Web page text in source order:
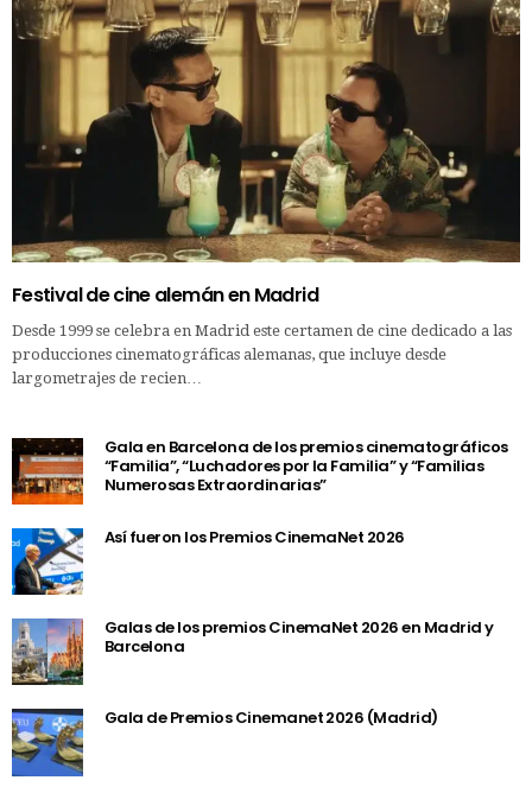
Festival de cine alemán en Madrid
Desde 1999 se celebra en Madrid este certamen de cine dedicado a las
producciones cinematográficas alemanas, que incluye desde
largometrajes de recien…
Gala en Barcelona de los premios cinematográficos
“Familia”, “Luchadores por la Familia” y “Familias
Numerosas Extraordinarias”
Así fueron los Premios CinemaNet 2026
Galas de los premios CinemaNet 2026 en Madrid y
Barcelona
Gala de Premios Cinemanet 2026 (Madrid)